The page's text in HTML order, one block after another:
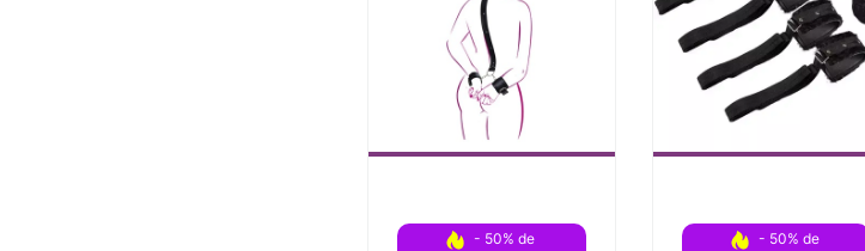
- 50% de
- 50% de